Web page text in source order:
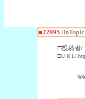
■22995 /
□投稿者/
□U R L/
%%